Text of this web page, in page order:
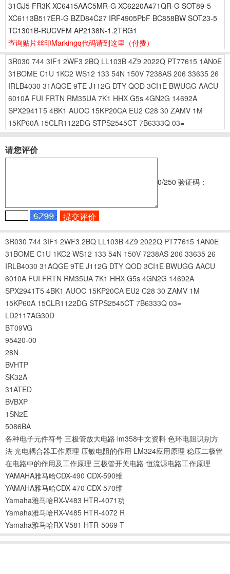
31GJ5 FR3K XC6415AAC5MR-G XC6220A471QR-G SOT89-5
XC6113B517ER-G BZD84C27 IRF4905PbF BC858BW SOT23-5
TC1301B-RUCVFM AP2138N-1.2TRG1
查询贴片丝印Markingq代码请到这里 （付费）
3R030 744 3IF1 2WF3 2BQ LL103B 4Z9 2022Q PT77615 1AN0E
31BOME C1U 1KC2 WS12 133 54N 150V 7238AS 206 33635 26
IRLB4030 31AQGE 9TE J112G DTY QOD 3CI1E BWUGG AACU
6010A FUI FRTN RM35UA 7K1 HHX G5s 4GN2G 14692A
SPX2941T5 4BK1 AUOC 15KP20CA EU2 C28 30 ZAMV 1M
15KP60A 15CLR1122DG STPS2545CT 7B6333Q 03=
请您评价
0/250 验证码：
3R030 744 3IF1 2WF3 2BQ LL103B 4Z9 2022Q PT77615 1AN0E
31BOME C1U 1KC2 WS12 133 54N 150V 7238AS 206 33635 26
IRLB4030 31AQGE 9TE J112G DTY QOD 3CI1E BWUGG AACU
6010A FUI FRTN RM35UA 7K1 HHX G5s 4GN2G 14692A
SPX2941T5 4BK1 AUOC 15KP20CA EU2 C28 30 ZAMV 1M
15KP60A 15CLR1122DG STPS2545CT 7B6333Q 03=
LD2117AG30D
BT09VG
95420-00
28N
BVHTP
SK32A
31ATED
BVBXP
1SN2E
5086BA
各种电子元件符号 三极管放大电路 lm358中文资料 色环电阻识别方
法 光电耦合器工作原理 压敏电阻的作用 LM324应用原理 稳压二极管
在电路中的作用及工作原理 三极管开关电路 恒流源电路工作原理
YAMAHA雅马哈CDX-490 CDX-590维
YAMAHA雅马哈CDX-470 CDX-570维
Yamaha雅马哈RX-V483 HTR-4071功
Yamaha雅马哈RX-V485 HTR-4072 R
Yamaha雅马哈RX-V581 HTR-5069 T